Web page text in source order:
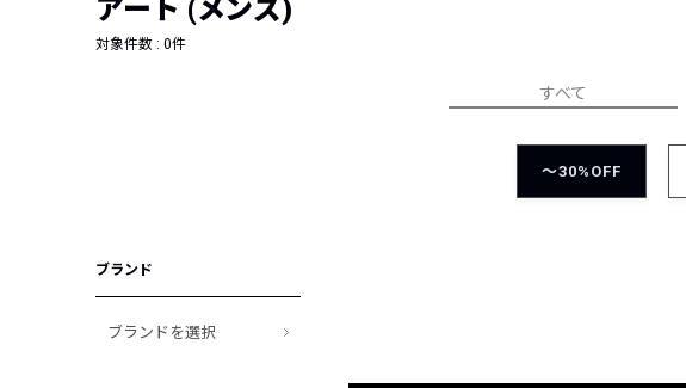
新着アイテム
編集部のおすすめアイテム
アート (メンズ)
対象件数 : 0件
すべて
～30%OFF
ブランド
ブランドを選択